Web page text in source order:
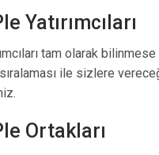
Yatırımcıları
tam olarak bilinmese
sıralaması ile sizlere
Ortakları